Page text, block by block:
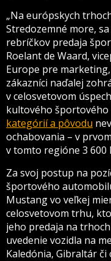
„Na európskych
Stredozemné more,
rebríčkov predaja
Roelant de Waard,
Europe pre
zákazníci naďalej
v celosvetovom
kultového športového
kategórií a pôvodu
ochabovania – v
v tomto regióne 3 600
Za svoj postup na
športového
Mustang vo veľkej
celosvetovom trhu,
jeho predaja na
uvedenie vozidla na
Kaledónia, Gibraltár